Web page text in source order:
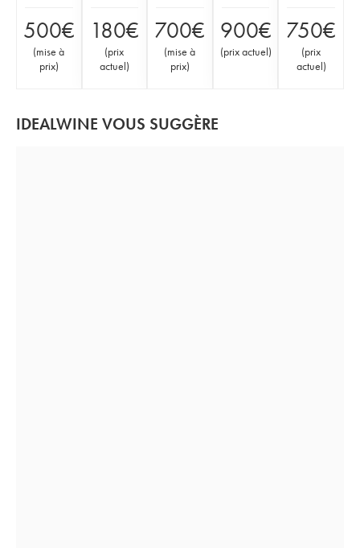
500€
(mise à
prix)
180€
(prix
actuel)
700€
(mise à
prix)
900€
(prix actuel)
750€
(prix
actuel)
IDEALWINE VOUS SUGGÈRE